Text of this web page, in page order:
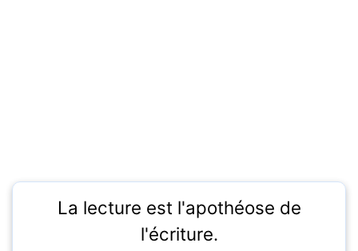
La lecture est l'apothéose de
l'écriture.